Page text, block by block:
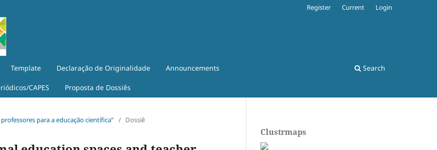
Template Declaração de Originalidade Announcements
CAPES Proposta de Dossiês
Search
Register Current Login
para a educação científica” / Dossiê
Clustrmaps